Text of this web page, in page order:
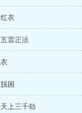
衣
雷正法
困
上三千劫